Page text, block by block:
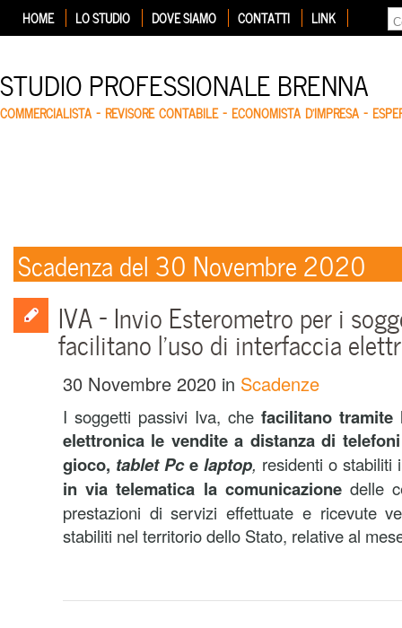
HOME LO STUDIO DOVE SIAMO CONTATTI LINK
STUDIO PROFESSIONALE BRENNA
COMMERCIALISTA – REVISORE CONTABILE – ECONOMISTA D'IMPRESA –
Scadenza del 30 Novembre 2020
IVA – Invio Esterometro per i
facilitano l’uso di interfaccia
30 Novembre 2020 in Scadenze
I soggetti passivi Iva, che facilitano
elettronica le vendite a distanza di
gioco, tablet Pce laptop, residenti o
in via telematica la comunicazionedelle
prestazioni di servizi effettuate e ricevute
stabiliti nel territorio dello Stato, relative al